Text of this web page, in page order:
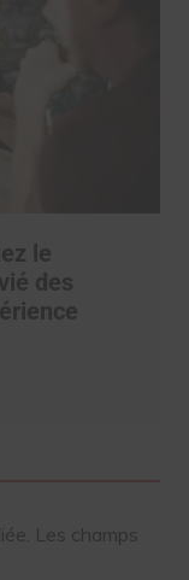
le
des
Les champs